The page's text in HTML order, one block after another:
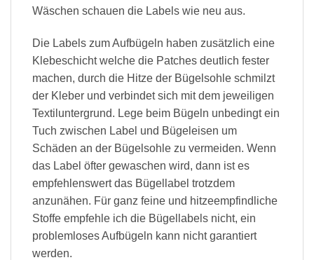
Wäschen schauen die Labels wie neu aus.
Die Labels zum Aufbügeln haben zusätzlich eine
Klebeschicht welche die Patches deutlich fester
machen, durch die Hitze der Bügelsohle schmilzt
der Kleber und verbindet sich mit dem jeweiligen
Textiluntergrund. Lege beim Bügeln unbedingt ein
Tuch zwischen Label und Bügeleisen um
Schäden an der Bügelsohle zu vermeiden. Wenn
das Label öfter gewaschen wird, dann ist es
empfehlenswert das Bügellabel trotzdem
anzunähen. Für ganz feine und hitzeempfindliche
Stoffe empfehle ich die Bügellabels nicht, ein
problemloses Aufbügeln kann nicht garantiert
werden.